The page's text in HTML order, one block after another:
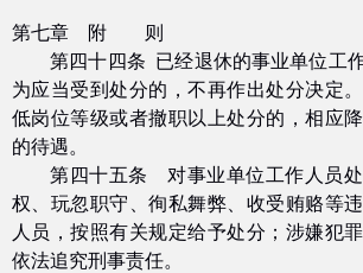
第七章 附 则
第四十四条 已经退休的事业单位工
为应当受到处分的，不再作出处分决定
低岗位等级或者撤职以上处分的，相应
的待遇。
第四十五条 对事业单位工作人员
权、玩忽职守、徇私舞弊、收受贿赂等
人员，按照有关规定给予处分；涉嫌犯
依法追究刑事责任。